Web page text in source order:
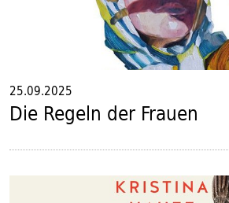
25.09.2025
Die Regeln der Frauen